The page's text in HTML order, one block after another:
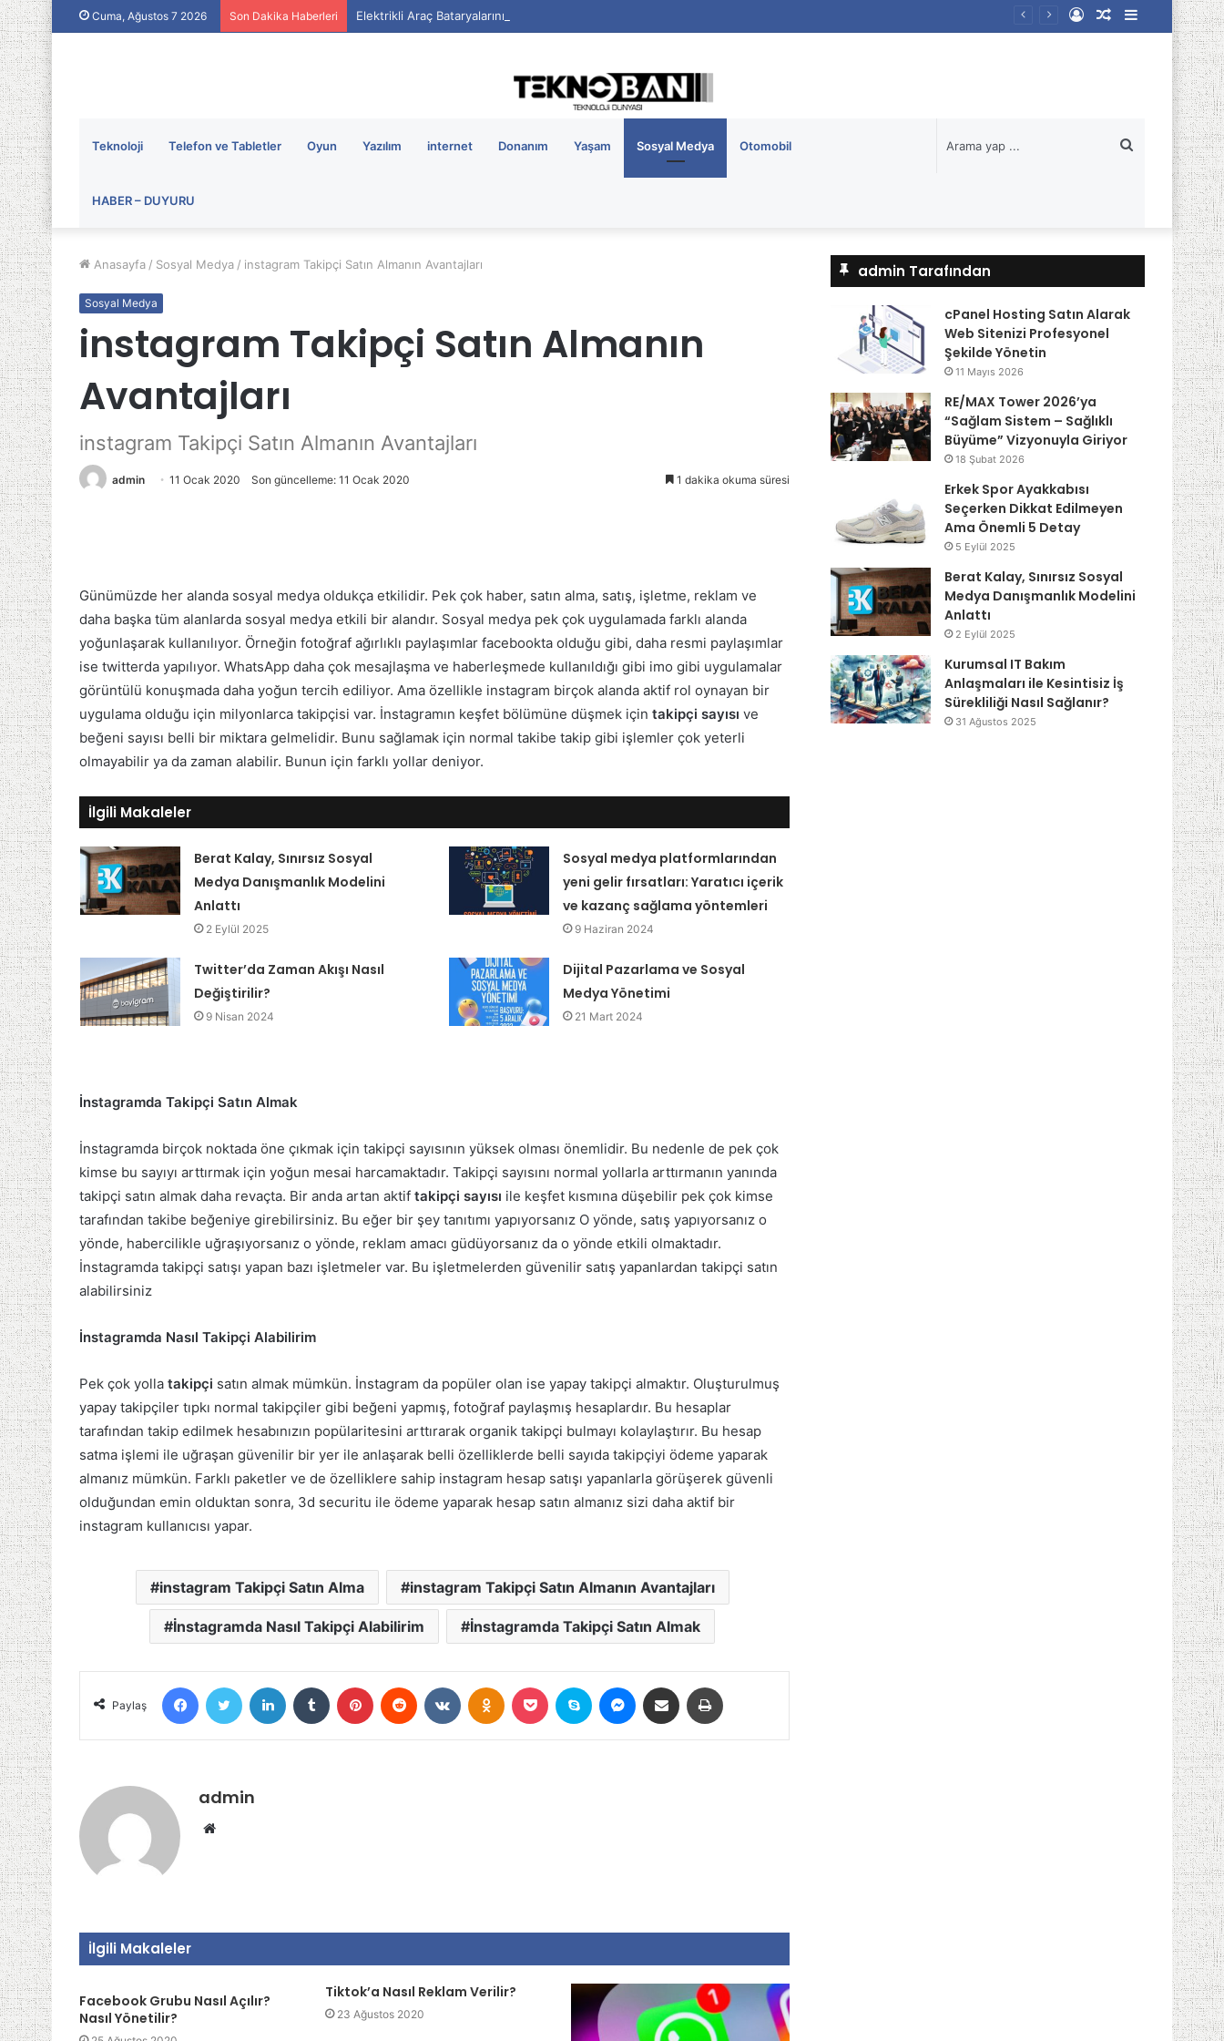
Cuma, Ağustos 7 2026 Son Dakika Haberleri Elektrikli Araç Bataryalarının Ömrü Nasıl Uzatılır?
Kenar
Bölmesi
Rastgele
Kayıt
Teknoloji Telefon ve Tabletler Oyun Yazılım internet Donanım Yaşam Sosyal Medya Otomobil
HABER – DUYURU
...
Anasayfa / Sosyal Medya / instagram Takipçi Satın Almanın Avantajları
Sosyal Medya
instagram Takipçi Satın Almanın
Avantajları
instagram Takipçi Satın Almanın Avantajları
admin 11 Ocak 2020 Son güncelleme: 11 Ocak 2020 1 dakika okuma süresi
Günümüzde her alanda sosyal medya oldukça etkilidir. Pek çok haber, satın alma, satış, işletme, reklam ve
daha başka tüm alanlarda sosyal medya etkili bir alandır. Sosyal medya pek çok uygulamada farklı alanda
yoğunlaşarak kullanılıyor. Örneğin fotoğraf ağırlıklı paylaşımlar facebookta olduğu gibi, daha resmi paylaşımlar
ise twitterda yapılıyor. WhatsApp daha çok mesajlaşma ve haberleşmede kullanıldığı gibi imo gibi uygulamalar
görüntülü konuşmada daha yoğun tercih ediliyor. Ama özellikle instagram birçok alanda aktif rol oynayan bir
uygulama olduğu için milyonlarca takipçisi var. İnstagramın keşfet bölümüne düşmek için takipçi sayısı ve
beğeni sayısı belli bir miktara gelmelidir. Bunu sağlamak için normal takibe takip gibi işlemler çok yeterli
olmayabilir ya da zaman alabilir. Bunun için farklı yollar deniyor.
İlgili Makaleler
Berat Kalay, Sınırsız Sosyal
Medya Danışmanlık Modelini
Anlattı
2 Eylül 2025
Sosyal medya platformlarından
yeni gelir fırsatları: Yaratıcı içerik
ve kazanç sağlama yöntemleri
9 Haziran 2024
Twitter’da Zaman Akışı Nasıl
Değiştirilir?
9 Nisan 2024
Dijital Pazarlama ve Sosyal
Medya Yönetimi
21 Mart 2024
İnstagramda Takipçi Satın Almak
İnstagramda birçok noktada öne çıkmak için takipçi sayısının yüksek olması önemlidir. Bu nedenle de pek çok
kimse bu sayıyı arttırmak için yoğun mesai harcamaktadır. Takipçi sayısını normal yollarla arttırmanın yanında
takipçi satın almak daha revaçta. Bir anda artan aktif takipçi sayısı ile keşfet kısmına düşebilir pek çok kimse
tarafından takibe beğeniye girebilirsiniz. Bu eğer bir şey tanıtımı yapıyorsanız O yönde, satış yapıyorsanız o
yönde, habercilikle uğraşıyorsanız o yönde, reklam amacı güdüyorsanız da o yönde etkili olmaktadır.
İnstagramda takipçi satışı yapan bazı işletmeler var. Bu işletmelerden güvenilir satış yapanlardan takipçi satın
alabilirsiniz
İnstagramda Nasıl Takipçi Alabilirim
Pek çok yolla takipçi satın almak mümkün. İnstagram da popüler olan ise yapay takipçi almaktır. Oluşturulmuş
yapay takipçiler tıpkı normal takipçiler gibi beğeni yapmış, fotoğraf paylaşmış hesaplardır. Bu hesaplar
tarafından takip edilmek hesabınızın popülaritesini arttırarak organik takipçi bulmayı kolaylaştırır. Bu hesap
satma işlemi ile uğraşan güvenilir bir yer ile anlaşarak belli özelliklerde belli sayıda takipçiyi ödeme yaparak
almanız mümkün. Farklı paketler ve de özelliklere sahip instagram hesap satışı yapanlarla görüşerek güvenli
olduğundan emin olduktan sonra, 3d securitu ile ödeme yaparak hesap satın almanız sizi daha aktif bir
instagram kullanıcısı yapar.
instagram Takipçi Satın Alma instagram Takipçi Satın Almanın Avantajları
İnstagramda Nasıl Takipçi Alabilirim İnstagramda Takipçi Satın Almak
Paylaş
FacebookTwitter LinkedIn Tumblr Pinterest Reddit VKontakteOdnoklassniki
Pocket Skype MessengerE-Posta ile paylaş
admin
Web
İlgili Makaleler
Facebook Grubu Nasıl Açılır?
Nasıl Yönetilir?
Tiktok’a Nasıl Reklam Verilir?
23 Ağustos 2020
admin Tarafından
cPanel Hosting Satın Alarak
Web Sitenizi Profesyonel
Şekilde Yönetin
11 Mayıs 2026
RE/MAX Tower 2026’ya
“Sağlam Sistem – Sağlıklı
Büyüme” Vizyonuyla Giriyor
18 Şubat 2026
Erkek Spor Ayakkabısı
Seçerken Dikkat Edilmeyen
Ama Önemli 5 Detay
5 Eylül 2025
Berat Kalay, Sınırsız Sosyal
Medya Danışmanlık Modelini
Anlattı
2 Eylül 2025
Kurumsal IT Bakım
Anlaşmaları ile Kesintisiz İş
Sürekliliği Nasıl Sağlanır?
31 Ağustos 2025